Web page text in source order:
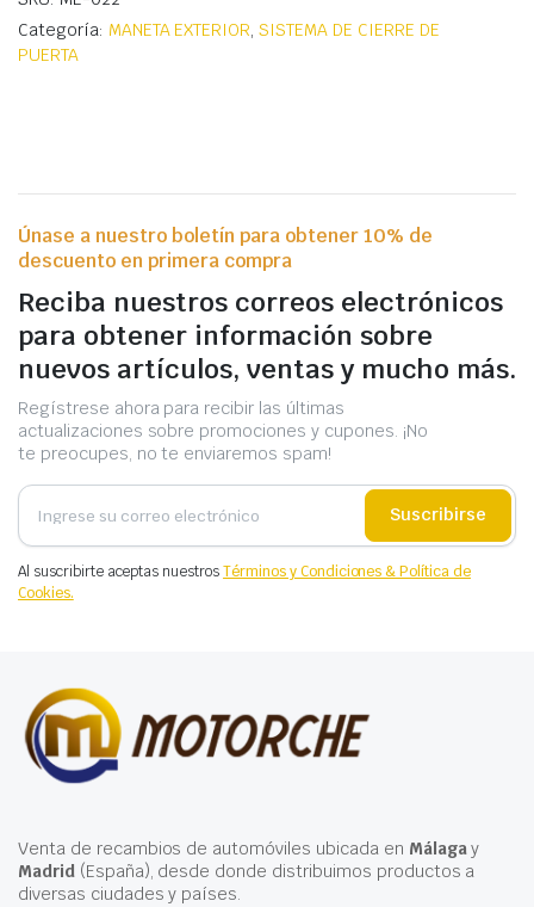
Categoría: MANETA EXTERIOR ,SISTEMA DE CIERRE DE
PUERTA
Únase a nuestro boletín para obtener 10% de
descuento en primera compra
Reciba nuestros correos electrónicos
para obtener información sobre
nuevos artículos, ventas y mucho más.
Regístrese ahora para recibir las últimas
actualizaciones sobre promociones y cupones. ¡No
te preocupes, no te enviaremos spam!
Suscribirse
Al suscribirte aceptas nuestrosTérminos y Condiciones & Política de
Cookies.
Venta de recambios de automóviles ubicada en Málagay
Madrid(España), desde donde distribuimos productos a
diversas ciudades y países.